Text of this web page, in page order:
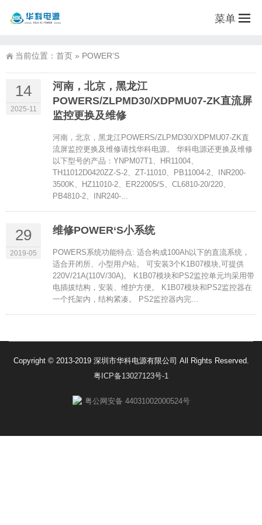
菜单
当前位置： 首页 » POWER‘S
14
2025-11
河南，北京，黑龙江
POWERS/ZLPMD30/XDPMU07-ZK直流屏
监控更换及维修
河南，北京，黑龙江POWERS/ZLPMD30/XDPMU07-ZK直
流屏监控更换及维修请找华科电源。 华科电源还更换及维修
以下型号的产品：YNPM07T1、HR11004、
TH11012D0420ZZ-S-2、ZT-11010、PB11004-2、INR200-
3500K、HZ11010-2、ER22005/S、CL6810-20/220、
PB4810-2、INR240-...
29
2019-05
维修POWER‘S小系统
POWERS系统功能特点: 适合构成100Ah以下的直流系统，
适合开闭所、小型用户站。 可安装3个K1B07模块,可提供
220V/21A(110V/30A)。 K1B07模块和PS2监控单元均采用带
电插拔结构，安装、维护方便。 K1B07模块和PS2监控器在
一个托架内，结构紧凑。 PS2监控器内完...
Copyright © 2013-2019 深圳市华科电源有限公司 All Rights Reserved.
粤ICP备13027123号-1
粤公网安备 44031002000524号